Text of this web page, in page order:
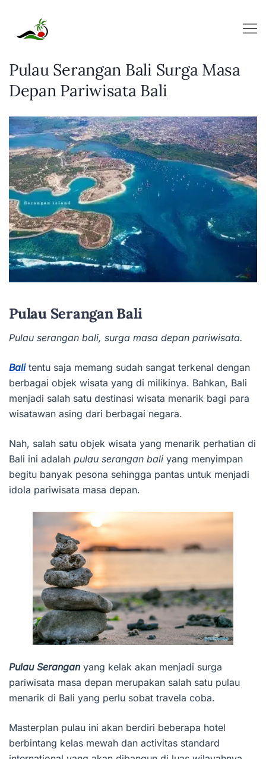
content
Pulau Serangan Bali Surga Masa
Depan Pariwisata Bali
Pulau Serangan Bali
Pulau serangan bali, surga masa depan pariwisata.
Balitentu saja memang sudah sangat terkenal dengan
berbagai objek wisata yang di milikinya. Bahkan, Bali
menjadi salah satu destinasi wisata menarik bagi para
wisatawan asing dari berbagai negara.
Nah, salah satu objek wisata yang menarik perhatian di
Bali ini adalah pulau serangan bali yang menyimpan
begitu banyak pesona sehingga pantas untuk menjadi
idola pariwisata masa depan.
Pulau Seranganyang kelak akan menjadi surga
pariwisata masa depan merupakan salah satu pulau
menarik di Bali yang perlu sobat travela coba.
Masterplan pulau ini akan berdiri beberapa hotel
berbintang kelas mewah dan activitas standard